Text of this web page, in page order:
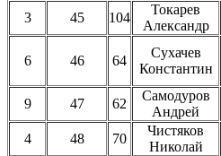
3
45 104
Токарев
Александр
6 46 64
Сухачев
Константин
9
47 62
Самодуров
Андрей
4 48 70
Чистяков
Николай